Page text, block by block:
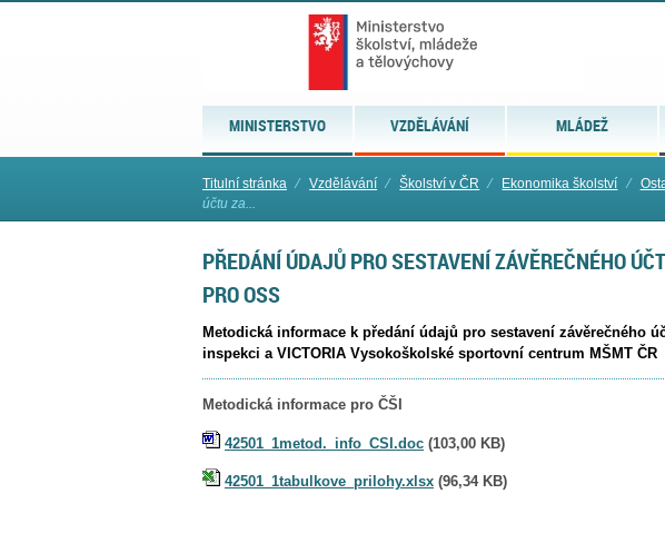
MINISTERSTVO VZDĚLÁVÁNÍ MLÁDEŽ
Titulní stránka ⁄ Vzdělávání ⁄ Školství v ČR ⁄ Ekonomika školství ⁄
účtu za...
PŘEDÁNÍ ÚDAJŮ PRO SESTAVENÍ ZÁVĚREČNÉHO
PRO OSS
Metodická informace k předání údajů pro sestavení závěrečného
inspekci a VICTORIA Vysokoškolské sportovní centrum MŠMT ČR
Metodická informace pro ČŠI
42501_1metod._info_CSI.doc (103,00 KB)
42501_1tabulkove_prilohy.xlsx (96,34 KB)